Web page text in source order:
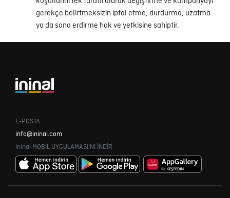
gerekçe belirtmeksizin iptal etme, durdurma, uzatma
ya da sona erdirme hak ve yetkisine sahiptir.
E-POSTA
info@ininal.com
ininal MOBİL UYGULAMASI'NI İNDİR